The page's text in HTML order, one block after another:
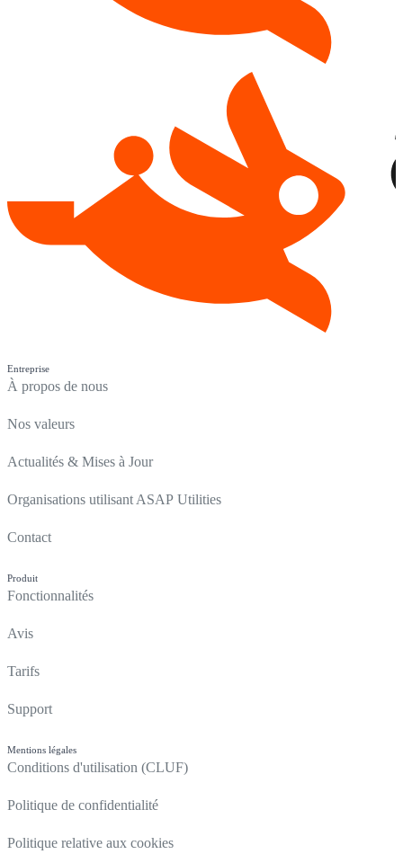
Entreprise
À propos de nous
Nos valeurs
Actualités & Mises à Jour
Organisations utilisant ASAP Utilities
Contact
Produit
Fonctionnalités
Avis
Tarifs
Support
Mentions légales
Conditions d'utilisation (CLUF)
Politique de confidentialité
Politique relative aux cookies